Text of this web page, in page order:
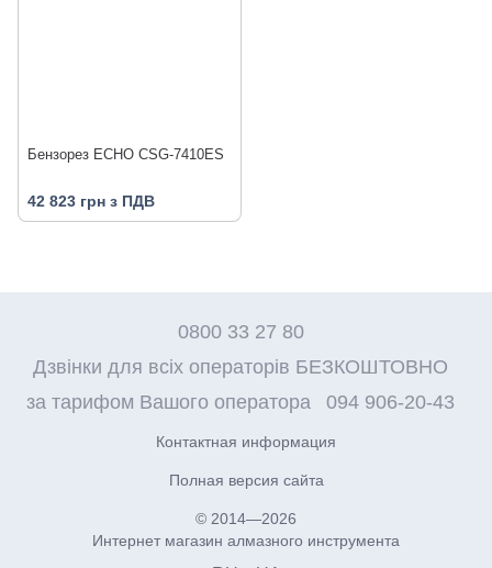
Бензорез ECHO CSG-7410ES
42 823 грн з ПДВ
0800 33 27 80
Дзвінки для всіх операторів БЕЗКОШТОВНО
за тарифом Вашого оператора
094 906-20-43
Контактная информация
Полная версия сайта
© 2014—2026
Интернет магазин алмазного инструмента